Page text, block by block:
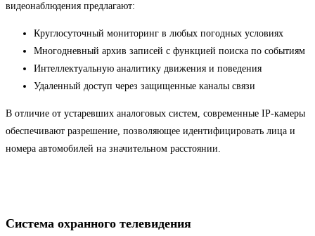
видеонаблюдения предлагают:
Круглосуточный мониторинг в любых погодных условиях
Многодневный архив записей с функцией поиска по событиям
Интеллектуальную аналитику движения и поведения
Удаленный доступ через защищенные каналы связи
В отличие от устаревших аналоговых систем, современные IP-камеры
обеспечивают разрешение, позволяющее идентифицировать лица и
номера автомобилей на значительном расстоянии.
Система охранного телевидения